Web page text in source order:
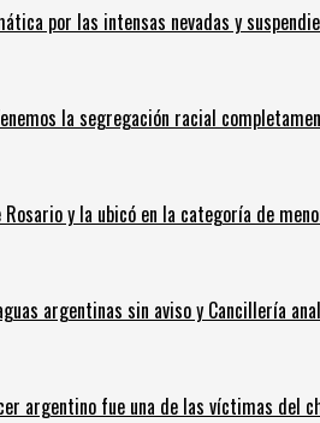
por las intensas nevadas y
la segregación racial
y la ubicó en la categoría de
argentinas sin aviso y Cancillería
argentino fue una de las víctimas del